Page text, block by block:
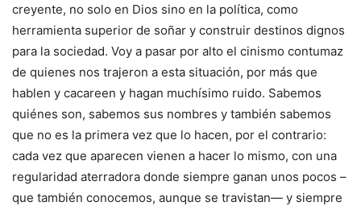
creyente, no solo en Dios sino en la política, como
herramienta superior de soñar y construir destinos dignos
para la sociedad. Voy a pasar por alto el cinismo contumaz
de quienes nos trajeron a esta situación, por más que
hablen y cacareen y hagan muchísimo ruido. Sabemos
quiénes son, sabemos sus nombres y también sabemos
que no es la primera vez que lo hacen, por el contrario:
cada vez que aparecen vienen a hacer lo mismo, con una
regularidad aterradora donde siempre ganan unos pocos –
que también conocemos, aunque se travistan— y siempre